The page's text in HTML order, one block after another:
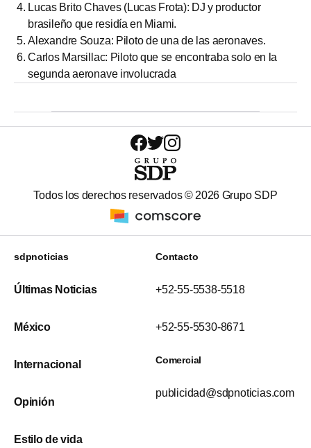
Lucas Brito Chaves (Lucas Frota): DJ y productor
brasileño que residía en Miami.
Alexandre Souza: Piloto de una de las aeronaves.
Carlos Marsillac: Piloto que se encontraba solo en la
segunda aeronave involucrada
Todos los derechos reservados © 2026 Grupo SDP
sdpnoticias
Últimas Noticias
México
Internacional
Opinión
Estilo de vida
Contacto
+52-55-5538-5518
+52-55-5530-8671
Comercial
publicidad@sdpnoticias.com